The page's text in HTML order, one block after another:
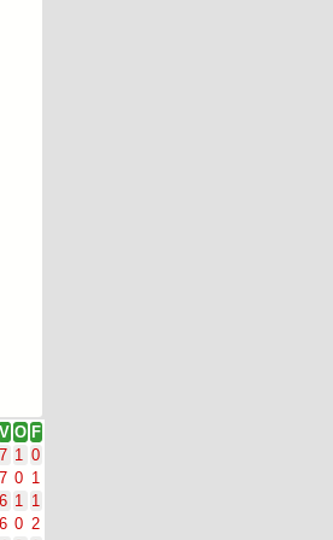
,
,
,
,
V O F
7 1 0
7 0 1
6 1 1
6 0 2